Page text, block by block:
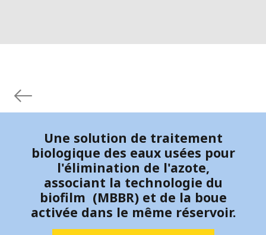
Une solution de traitement
biologique des eaux usées pour
l'élimination de l'azote,
associant la technologie du
biofilm (MBBR) et de la boue
activée dans le même réservoir.